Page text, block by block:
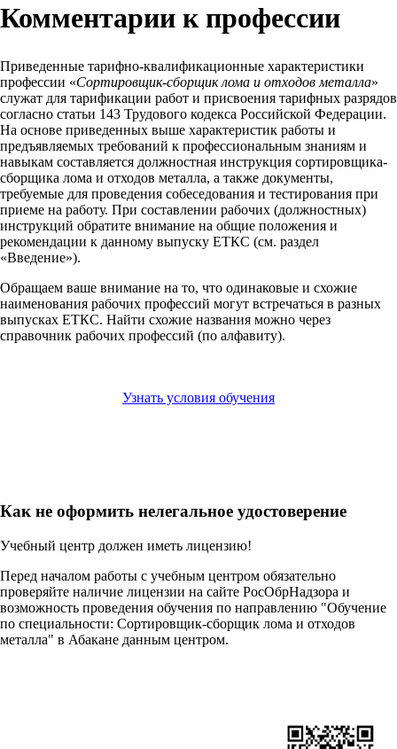
Комментарии к профессии
Приведенные тарифно-квалификационные характеристики
профессии «Сортировщик-сборщик лома и отходов металла»
служат для тарификации работ и присвоения тарифных разрядов
согласно статьи 143 Трудового кодекса Российской Федерации.
На основе приведенных выше характеристик работы и
предъявляемых требований к профессиональным знаниям и
навыкам составляется должностная инструкция сортировщика-
сборщика лома и отходов металла, а также документы,
требуемые для проведения собеседования и тестирования при
приеме на работу. При составлении рабочих (должностных)
инструкций обратите внимание на общие положения и
рекомендации к данному выпуску ЕТКС (см. раздел
«Введение»).
Обращаем ваше внимание на то, что одинаковые и схожие
наименования рабочих профессий могут встречаться в разных
выпусках ЕТКС. Найти схожие названия можно через
справочник рабочих профессий (по алфавиту).
Узнать условия обучения
Как не оформить нелегальное удостоверение
Учебный центр должен иметь лицензию!
Перед началом работы с учебным центром обязательно
проверяйте наличие лицензии на сайте РосОбрНадзора и
возможность проведения обучения по направлению "Обучение
по специальности: Сортировщик-сборщик лома и отходов
металла" в Абакане данным центром.